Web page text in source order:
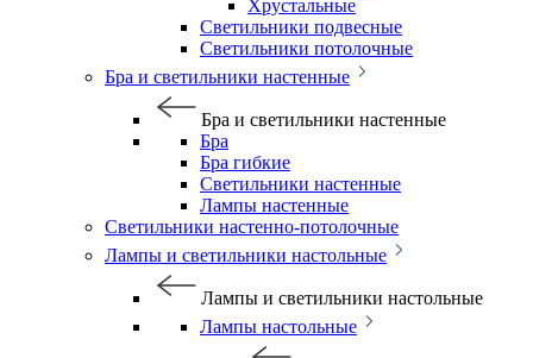
Хрустальные
Светильники подвесные
Светильники потолочные
Бра и светильники настенные
Бра и светильники настенные
Бра
Бра гибкие
Светильники настенные
Лампы настенные
Светильники настенно-потолочные
Лампы и светильники настольные
Лампы и светильники настольные
Лампы настольные